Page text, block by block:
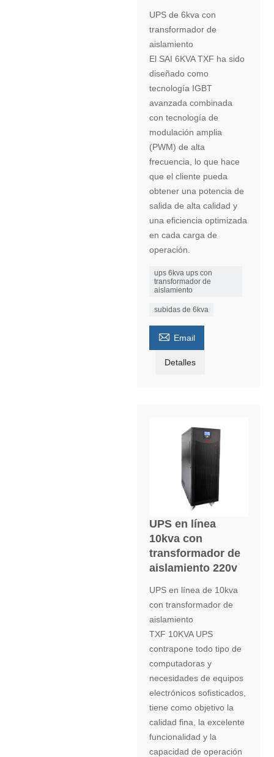
UPS de 6kva con
transformador de
aislamiento
El SAI 6KVA TXF ha sido
diseñado como
tecnología IGBT
avanzada combinada
con tecnología de
modulación amplia
(PWM) de alta
frecuencia, lo que hace
que el cliente pueda
obtener una potencia de
salida de alta calidad y
una eficiencia optimizada
en cada carga de
operación.
ups 6kva ups con
transformador de
aislamiento
subidas de 6kva
 Email
Detalles
UPS en línea
10kva con
transformador de
aislamiento 220v
UPS en línea de 10kva
con transformador de
aislamiento
TXF 10KVA UPS
contrapone todo tipo de
computadoras y
necesidades de equipos
electrónicos sofisticados,
tiene como objetivo la
calidad fina, la excelente
funcionalidad y la
capacidad de operación